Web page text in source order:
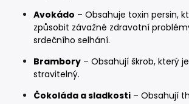
Avokádo – Obsahuje toxin persin,
způsobit závažné zdravotní
srdečního selhání.
Brambory – Obsahují škrob, který
stravitelný.
Čokoláda a sladkosti – Obsahují